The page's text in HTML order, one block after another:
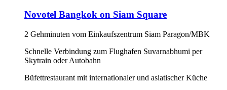
Novotel Bangkok on Siam Square
2 Gehminuten vom Einkaufszentrum Siam Paragon/MBK
Schnelle Verbindung zum Flughafen Suvarnabhumi per
Skytrain oder Autobahn
Büfettrestaurant mit internationaler und asiatischer Küche